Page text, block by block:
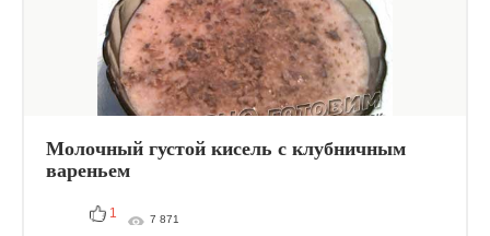
Молочный густой кисель с клубничным
вареньем
1 7 871